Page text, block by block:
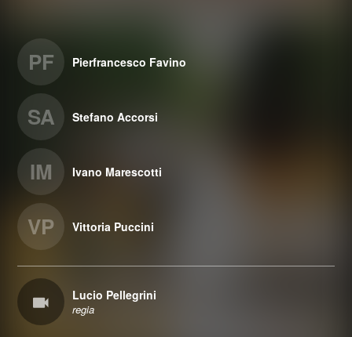
PF Pierfrancesco Favino
SA Stefano Accorsi
IM Ivano Marescotti
VP Vittoria Puccini
Lucio Pellegrini
regia